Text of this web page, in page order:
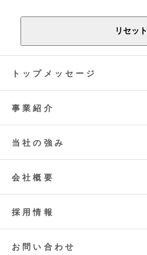
トップメッセージ
事業紹介
当社の強み
会社概要
採用情報
お問い合わせ